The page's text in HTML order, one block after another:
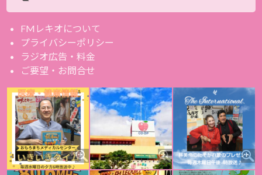
FMレキオについて
プライバシーポリシー
ラジオ広告・料金
ご要望・お問合せ